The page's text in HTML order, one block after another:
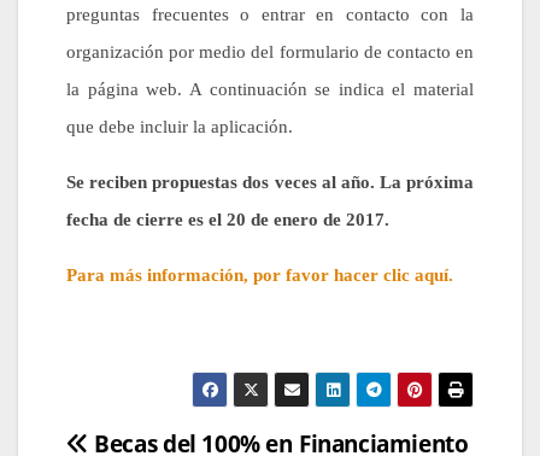
preguntas frecuentes o entrar en contacto con la
organización por medio del formulario de contacto en
la página web. A continuación se indica el material
que debe incluir la aplicación.
Se reciben propuestas dos veces al año. La próxima
fecha de cierre es el 20 de enero de 2017.
Para más información, por favor hacer clic aquí.
Financiamiento
Becas del 100% en